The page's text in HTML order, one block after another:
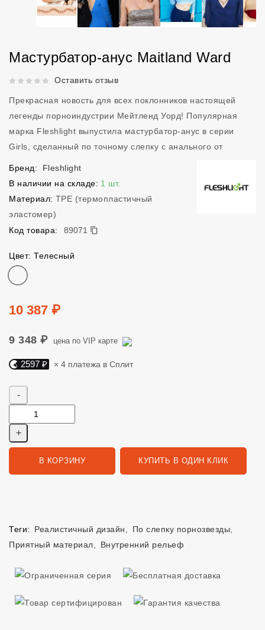
Мастурбатор-анус Maitland Ward
Рейтинг 5 из 5.Оставить отзыв
Прекрасная новость для всех поклонников настоящей
легенды порноиндустрии Мейтленд Уорд! Популярная
марка Fleshlight выпустила мастурбатор-анус в серии
Girls, сделанный по точному слепку с анального от
Бренд:
Fleshlight
В наличии на складе: 1 шт.
Материал: TPE (термопластичный
эластомер)
Код товара:
89071
89071
Цвет: Телесный
Цвет
Цена
10 387 ₽
9 348 ₽ цена по VIP карте
Яндекс Сплит. 2597 руб, 4 платежа в Сплит
2597 ₽ × 4 платежа в Сплит
В КОРЗИНУ КУПИТЬ В ОДИН КЛИК
Теги: Реалистичный дизайн По слепку порнозвезды
Приятный материал
Внутренний рельеф